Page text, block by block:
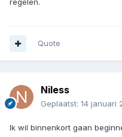
regelen.
Quote
Niless
Geplaatst: 14 januari
Ik wil binnenkort gaan